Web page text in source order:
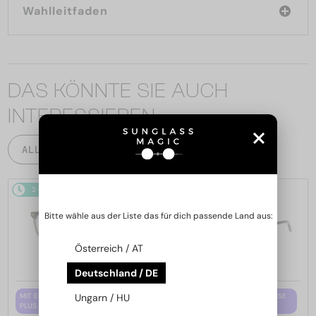
Wahlleitfaden
DAS KÖNNTE SIE AUCH
INTERESSIEREN
ALLE PRODUKTE
2-4 WERKTAGE
MIT EINER EINSTÄRKENGLASLINSE
PLUS 65 EUR
MIT EINER EINSTÄRKENGLASLINSE
Bitte wähle aus der Liste das für dich passende Land aus:
Österreich / AT
Deutschland / DE
Ungarn / HU